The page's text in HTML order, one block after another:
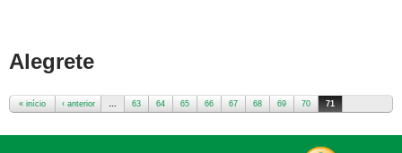
Alegrete
« início ‹ anterior … 63 64 65 66 67 68 69 70 71